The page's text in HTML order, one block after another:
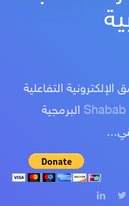
التفاعلية
Shabab البرمجية